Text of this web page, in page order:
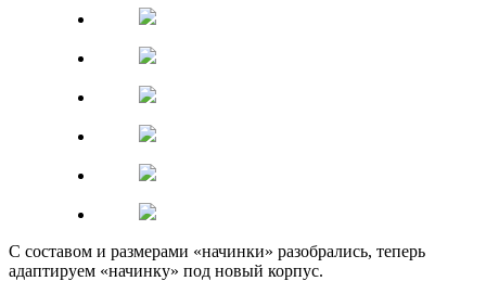
С составом и размерами «начинки» разобрались, теперь
адаптируем «начинку» под новый корпус.